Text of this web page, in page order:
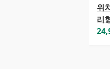
위
리